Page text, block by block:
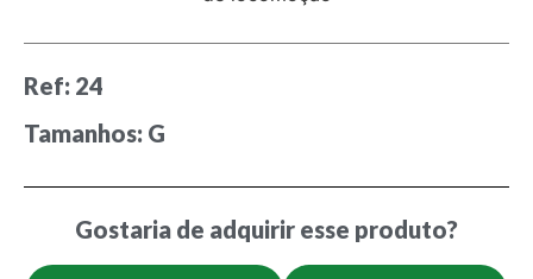
Ref: 24
Tamanhos: G
Gostaria de adquirir esse produto?